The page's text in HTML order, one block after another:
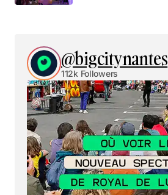
@bigcitynantes
112k Followers